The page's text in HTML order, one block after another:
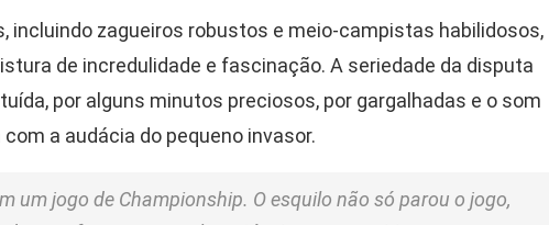
incluindo zagueiros robustos e meio-campistas habilidosos,
de incredulidade e fascinação. A seriedade da disputa
por alguns minutos preciosos, por gargalhadas e o som
a audácia do pequeno invasor.
um jogo de Championship. O esquilo não só parou o jogo,